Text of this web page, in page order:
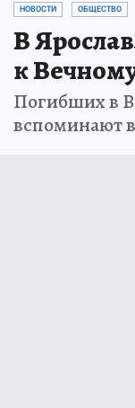
НОВОСТИ ОБЩЕСТВО
В
к
Погибших в
вспоминают